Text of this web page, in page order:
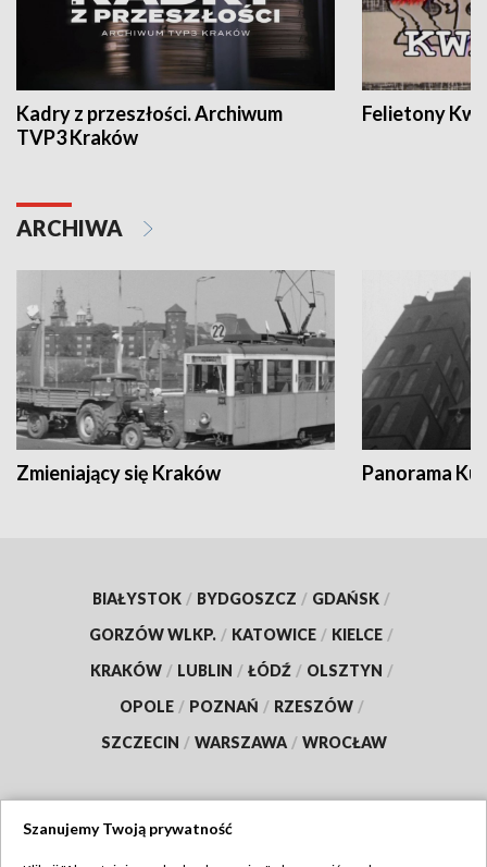
Kadry z przeszłości. Archiwum
TVP3 Kraków
Felietony
ARCHIWA
Zmieniający się Kraków Panorama
BIAŁYSTOK / BYDGOSZCZ / GDAŃSK /
GORZÓW WLKP. / KATOWICE / KIELCE /
KRAKÓW / LUBLIN / ŁÓDŹ / OLSZTYN /
OPOLE / POZNAŃ / RZESZÓW /
SZCZECIN / WARSZAWA / WROCŁAW
Szanujemy Twoją prywatność